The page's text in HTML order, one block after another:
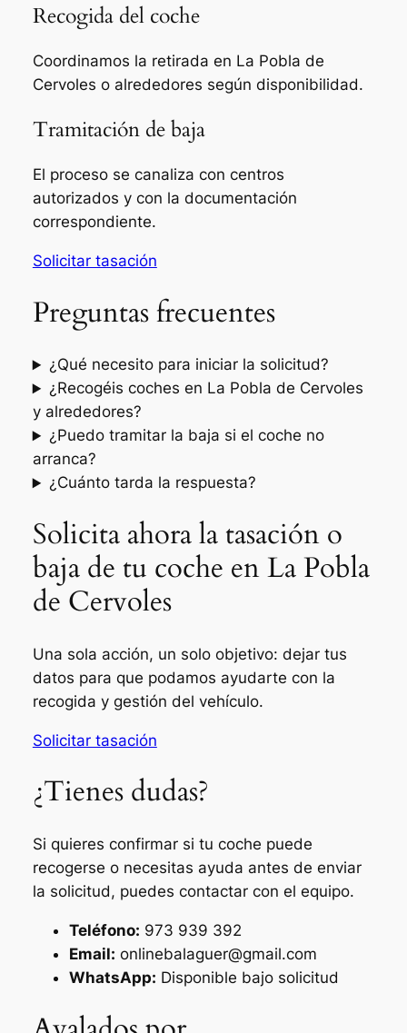
Recogida del coche
Coordinamos la retirada en La Pobla de
Cervoles o alrededores según disponibilidad.
Tramitación de baja
El proceso se canaliza con centros
autorizados y con la documentación
correspondiente.
Solicitar tasación
Preguntas frecuentes
¿Qué necesito para iniciar la solicitud?
¿Recogéis coches en La Pobla de Cervoles
y alrededores?
¿Puedo tramitar la baja si el coche no
arranca?
¿Cuánto tarda la respuesta?
Solicita ahora la tasación o
baja de tu coche en La Pobla
de Cervoles
Una sola acción, un solo objetivo: dejar tus
datos para que podamos ayudarte con la
recogida y gestión del vehículo.
Solicitar tasación
¿Tienes dudas?
Si quieres confirmar si tu coche puede
recogerse o necesitas ayuda antes de enviar
la solicitud, puedes contactar con el equipo.
Teléfono: 973 939 392
Email: onlinebalaguer@gmail.com
WhatsApp: Disponible bajo solicitud